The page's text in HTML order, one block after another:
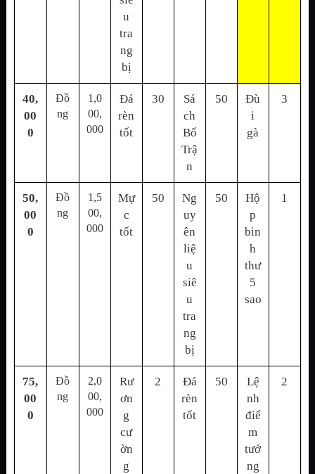
u
tra
ng
bị
40,
00
0
Đồ
ng
1,0
00,
000
Đá
rèn
tốt
30
Sá
ch
Bố
Trậ
n
50
Đù
i
gà
3
50,
00
0
Đồ
ng
1,5
00,
000
Mự
c
tốt
50
Ng
uy
ên
liệ
u
siê
u
tra
ng
bị
50
Hộ
p
bin
h
thư
5
sao
1
75,
00
0
Đồ
ng
2,0
00,
000
Rư
ơn
g
cư
ờn
g
2
Đá
rèn
tốt
50
Lệ
nh
điể
m
tướ
ng
2